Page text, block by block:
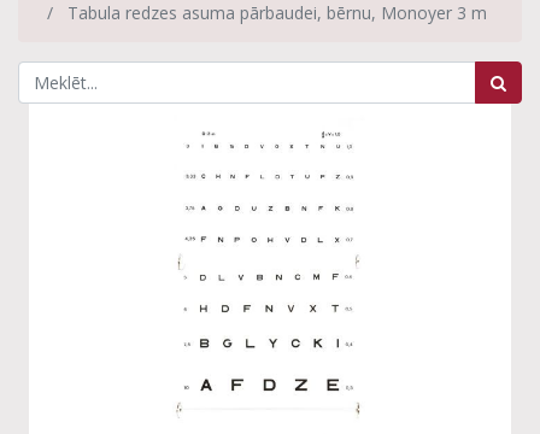
Tabula redzes asuma pārbaudei, bērnu, Monoyer 3 m